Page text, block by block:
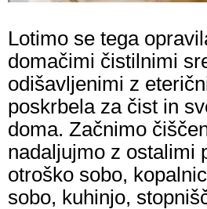
Lotimo se tega
domačimi čistilnimi
odišavljenimi z
poskrbela za čist in
doma. Začnimo
nadaljujmo z ostalimi
otroško sobo,
sobo, kuhinjo,